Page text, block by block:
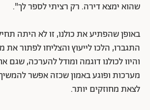
שהוא ימצא דירה. רק רציתי לספר לך".
באופן שהפתיע את כולנו, זו לא היתה
התגברו, הלכו לייעוץ והצליחו לפתור
והיוו לכולנו דוגמה ומודל להערכה, שגם
מערכות ופוגע באמון שכזה אפשר
לצאת מחוזקים יותר.